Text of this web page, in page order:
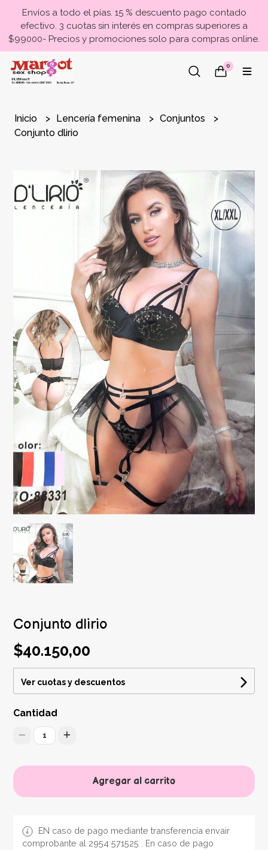
Envíos a todo el pías. 15 % descuento pago contado
efectivo. 3 cuotas sin interés en compras superiores a
$99000- Precios y promociones solo para compras online.
0
Inicio Lencería femenina
Conjuntos
Conjunto dlirio
Conjunto dlirio
$40.150,00
Ver cuotas y descuentos
Cantidad
1
Agregar al carrito
EN caso de pago mediante transferencia envair
comprobante al 2954 571525 . En caso de pago